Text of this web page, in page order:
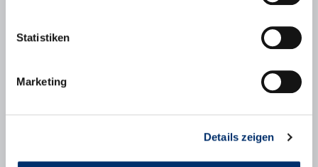
Statistiken
Marketing
Details zeigen
www.sozialdienst-puchheim.de
Ansprechpartnerin:
Tel.: 089/800631-318